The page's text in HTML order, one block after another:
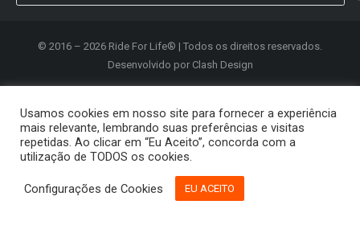
© 2016 – 2026 Ride For Life® | Todos os direitos reservados.
Desenvolvido por Clash Design
Registrar
Editar Conta
Usamos cookies em nosso site para fornecer a experiência
mais relevante, lembrando suas preferências e visitas
repetidas. Ao clicar em “Eu Aceito”, concorda com a
utilização de TODOS os cookies.
Configurações de Cookies EU ACEITO